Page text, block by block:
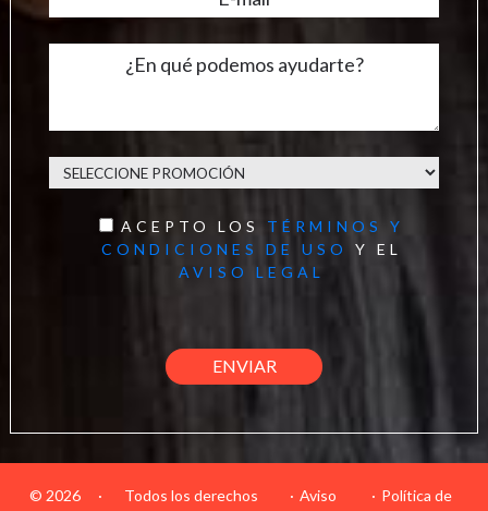
ACEPTO LOS TÉRMINOS Y
CONDICIONES DE USO
Y EL
AVISO LEGAL
© 2026 · Todos los derechos Aviso Política de